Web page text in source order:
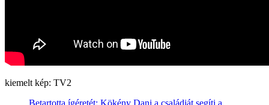
kiemelt kép: TV2
Betartotta ígéretét: Kökény Dani a családját segíti a